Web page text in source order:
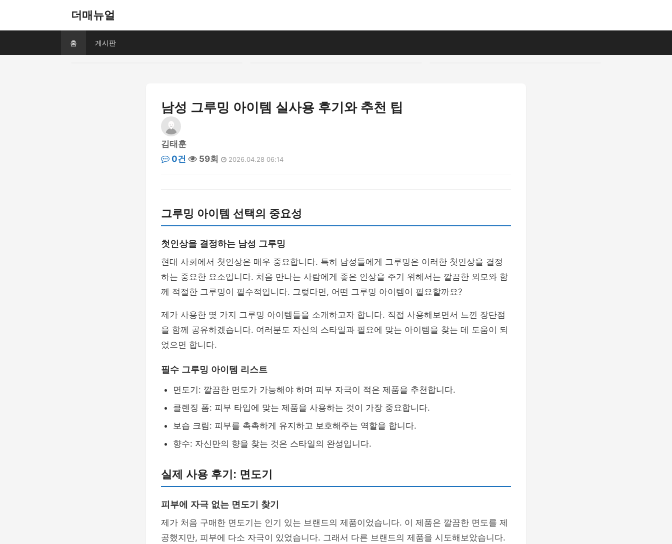
더매뉴얼
홈 게시판
남성 그루밍 아이템 실사용 후기와 추천 팁
김태훈
0건
59회 2026.04.28 06:14
그루밍 아이템 선택의 중요성
첫인상을 결정하는 남성 그루밍
현대 사회에서 첫인상은 매우 중요합니다. 특히 남성들에게 그루밍은 이러한 첫인상을 결정
하는 중요한 요소입니다. 처음 만나는 사람에게 좋은 인상을 주기 위해서는 깔끔한 외모와 함
께 적절한 그루밍이 필수적입니다. 그렇다면, 어떤 그루밍 아이템이 필요할까요?
제가 사용한 몇 가지 그루밍 아이템들을 소개하고자 합니다. 직접 사용해보면서 느낀 장단점
을 함께 공유하겠습니다. 여러분도 자신의 스타일과 필요에 맞는 아이템을 찾는 데 도움이 되
었으면 합니다.
필수 그루밍 아이템 리스트
면도기: 깔끔한 면도가 가능해야 하며 피부 자극이 적은 제품을 추천합니다.
클렌징 폼: 피부 타입에 맞는 제품을 사용하는 것이 가장 중요합니다.
보습 크림: 피부를 촉촉하게 유지하고 보호해주는 역할을 합니다.
향수: 자신만의 향을 찾는 것은 스타일의 완성입니다.
실제 사용 후기: 면도기
피부에 자극 없는 면도기 찾기
제가 처음 구매한 면도기는 인기 있는 브랜드의 제품이었습니다. 이 제품은 깔끔한 면도를 제
공했지만, 피부에 다소 자극이 있었습니다. 그래서 다른 브랜드의 제품을 시도해보았습니다.